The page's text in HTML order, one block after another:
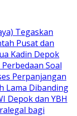
Tegaskan
Pusat dan
Kadin Depok
Soal
Perpanjangan
Lama Dibanding
Depok dan YBH
bagi